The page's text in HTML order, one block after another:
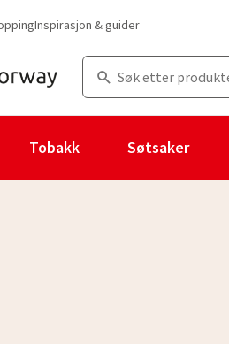
Inspirasjon & guider
Tobakk Søtsaker